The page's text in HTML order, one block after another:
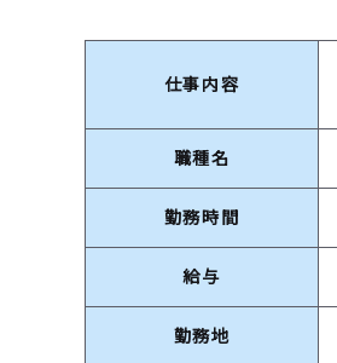
仕事内容
職種名
勤務時間
給与
勤務地